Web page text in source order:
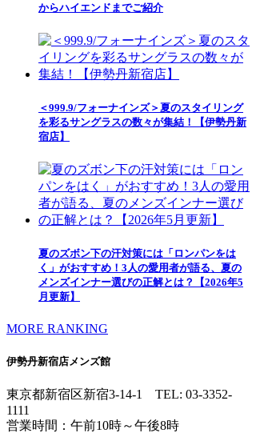
からハイエンドまでご紹介
＜999.9/フォーナインズ＞夏のスタイリング
を彩るサングラスの数々が集結！【伊勢丹新
宿店】
夏のズボン下の汗対策には「ロンパンをは
く」がおすすめ！3人の愛用者が語る、夏の
メンズインナー選びの正解とは？【2026年5
月更新】
MORE RANKING
伊勢丹新宿店メンズ館
東京都新宿区新宿3-14-1 TEL: 03-3352-
1111
営業時間：午前10時～午後8時